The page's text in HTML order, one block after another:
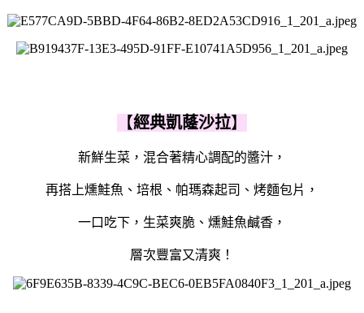
【經典凱蕯沙拉】
新鮮生菜，混合著精心調配的醬汁，
再搭上燻鮭魚、培根、帕瑪森起司、烤麵包片，
一口吃下，生菜爽脆、燻鮭魚鹹香，
層次豐富又清爽！